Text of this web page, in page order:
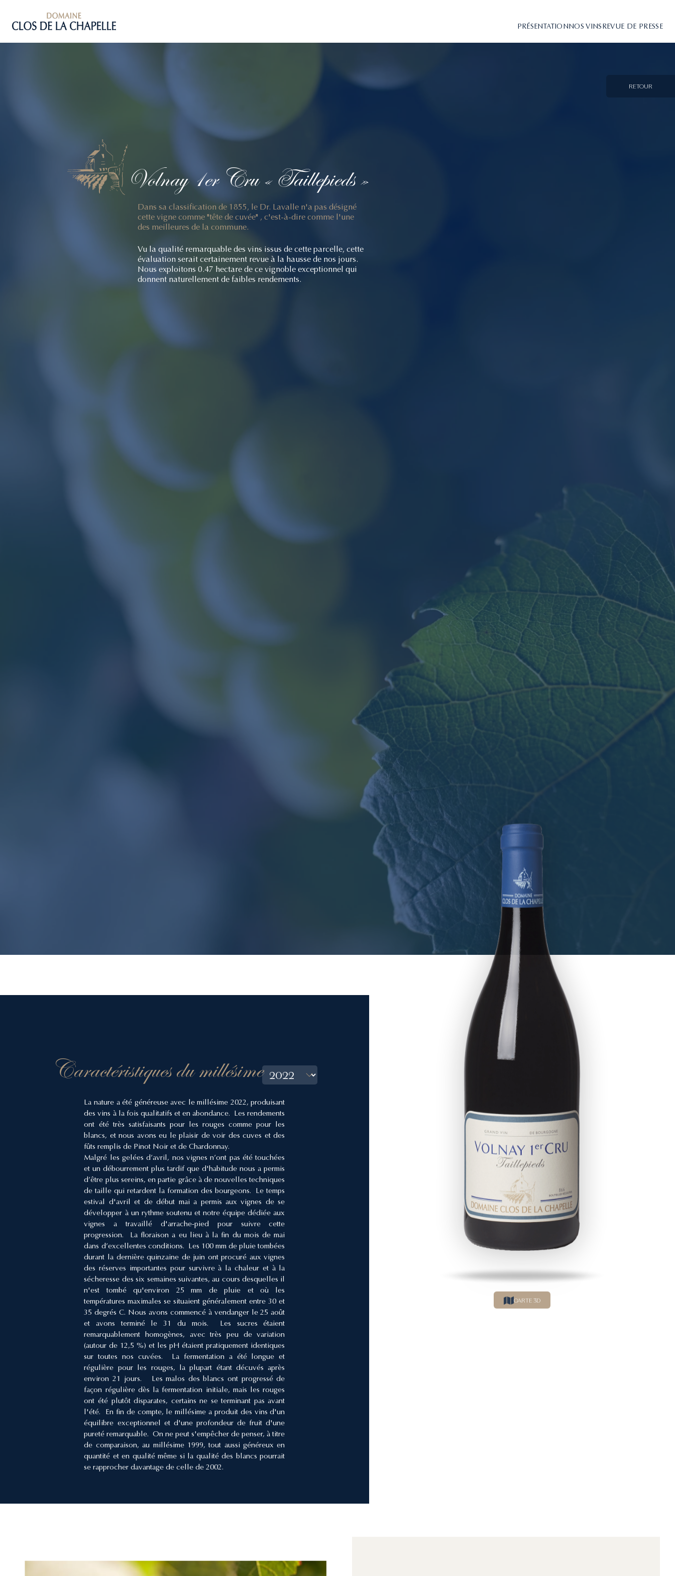
PRÉSENTATIONNOS VINSREVUE DE PRESSE
Volnay1er Cru « Taillepieds »
Dans sa classification de 1855, le Dr. Lavalle n'a pas désigné
cette vigne comme "tête de cuvée" , c'est-à-dire comme l'une
des meilleures de la commune.
Vu la qualité remarquable des vins issus de cette parcelle, cette
évaluation serait certainement revue à la hausse de nos jours.
Nous exploitons 0.47 hectare de ce vignoble exceptionnel qui
donnent naturellement de faibles rendements.
RETOUR
Caractéristiques du millésime
La nature a été généreuse avec le millésime 2022, produisant
des vins à la fois qualitatifs et en abondance. Les rendements
ont été très satisfaisants pour les rouges comme pour les
blancs, et nous avons eu le plaisir de voir des cuves et des
fûts remplis de Pinot Noir et de Chardonnay.
Malgré les gelées d’avril, nos vignes n’ont pas été touchées
et un débourrement plus tardif que d'habitude nous a permis
d’être plus sereins, en partie grâce à de nouvelles techniques
de taille qui retardent la formation des bourgeons. Le temps
estival d'avril et de début mai a permis aux vignes de se
développer à un rythme soutenu et notre équipe dédiée aux
vignes a travaillé d'arrache-pied pour suivre cette
progression. La floraison a eu lieu à la fin du mois de mai
dans d’excellentes conditions. Les 100 mm de pluie tombées
durant la dernière quinzaine de juin ont procuré aux vignes
des réserves importantes pour survivre à la chaleur et à la
sécheresse des six semaines suivantes, au cours desquelles il
n'est tombé qu'environ 25 mm de pluie et où les
températures maximales se situaient généralement entre 30 et
35 degrés C. Nous avons commencé à vendanger le 25 août
et avons terminé le 31 du mois. Les sucres étaient
remarquablement homogènes, avec très peu de variation
(autour de 12,5 %) et les pH étaient pratiquement identiques
sur toutes nos cuvées. La fermentation a été longue et
régulière pour les rouges, la plupart étant décuvés après
environ 21 jours. Les malos des blancs ont progressé de
façon régulière dès la fermentation initiale, mais les rouges
ont été plutôt disparates, certains ne se terminant pas avant
l'été. En fin de compte, le millésime a produit des vins d'un
équilibre exceptionnel et d'une profondeur de fruit d'une
pureté remarquable. On ne peut s'empêcher de penser, à titre
de comparaison, au millésime 1999, tout aussi généreux en
quantité et en qualité même si la qualité des blancs pourrait
se rapprocher davantage de celle de 2002.